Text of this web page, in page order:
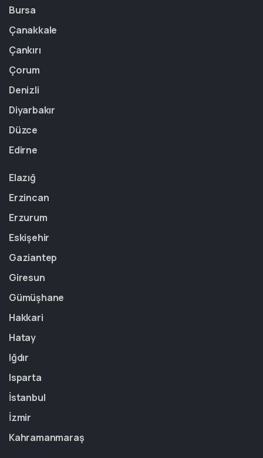
Bursa
Çanakkale
Çankırı
Çorum
Denizli
Diyarbakır
Düzce
Edirne
Elazığ
Erzincan
Erzurum
Eskişehir
Gaziantep
Giresun
Gümüşhane
Hakkari
Hatay
Iğdır
Isparta
İstanbul
İzmir
Kahramanmaraş